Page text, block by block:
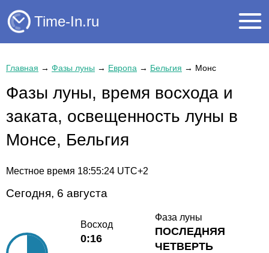
Time-In.ru
Главная → Фазы луны → Европа → Бельгия → Монс
Фазы луны, время восхода и
заката, освещенность луны в
Монсе, Бельгия
Местное время 18:55:24 UTC+2
Сегодня, 6 августа
Восход
0:16
Фаза луны
ПОСЛЕДНЯЯ
ЧЕТВЕРТЬ